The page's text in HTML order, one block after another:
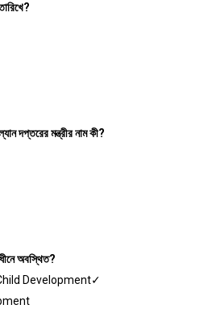
দপ্তরের মন্ত্রীর নাম কী?
অবস্থিত?
Development✓